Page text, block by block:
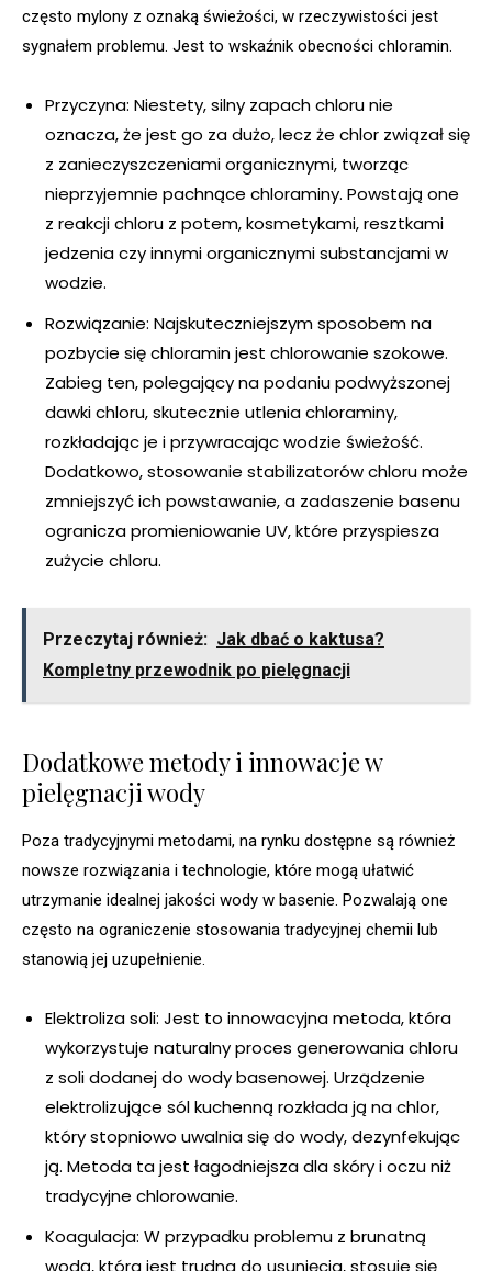
często mylony z oznaką świeżości, w rzeczywistości jest
sygnałem problemu. Jest to wskaźnik obecności chloramin.
Przyczyna: Niestety, silny zapach chloru nie
oznacza, że jest go za dużo, lecz że chlor związał się
z zanieczyszczeniami organicznymi, tworząc
nieprzyjemnie pachnące chloraminy. Powstają one
z reakcji chloru z potem, kosmetykami, resztkami
jedzenia czy innymi organicznymi substancjami w
wodzie.
Rozwiązanie: Najskuteczniejszym sposobem na
pozbycie się chloramin jest chlorowanie szokowe.
Zabieg ten, polegający na podaniu podwyższonej
dawki chloru, skutecznie utlenia chloraminy,
rozkładając je i przywracając wodzie świeżość.
Dodatkowo, stosowanie stabilizatorów chloru może
zmniejszyć ich powstawanie, a zadaszenie basenu
ogranicza promieniowanie UV, które przyspiesza
zużycie chloru.
Przeczytaj również: Jak dbać o kaktusa?
Kompletny przewodnik po pielęgnacji
Dodatkowe metody i innowacje w
pielęgnacji wody
Poza tradycyjnymi metodami, na rynku dostępne są również
nowsze rozwiązania i technologie, które mogą ułatwić
utrzymanie idealnej jakości wody w basenie. Pozwalają one
często na ograniczenie stosowania tradycyjnej chemii lub
stanowią jej uzupełnienie.
Elektroliza soli: Jest to innowacyjna metoda, która
wykorzystuje naturalny proces generowania chloru
z soli dodanej do wody basenowej. Urządzenie
elektrolizujące sól kuchenną rozkłada ją na chlor,
który stopniowo uwalnia się do wody, dezynfekując
ją. Metoda ta jest łagodniejsza dla skóry i oczu niż
tradycyjne chlorowanie.
Koagulacja: W przypadku problemu z brunatną
wodą, która jest trudna do usunięcia, stosuje się